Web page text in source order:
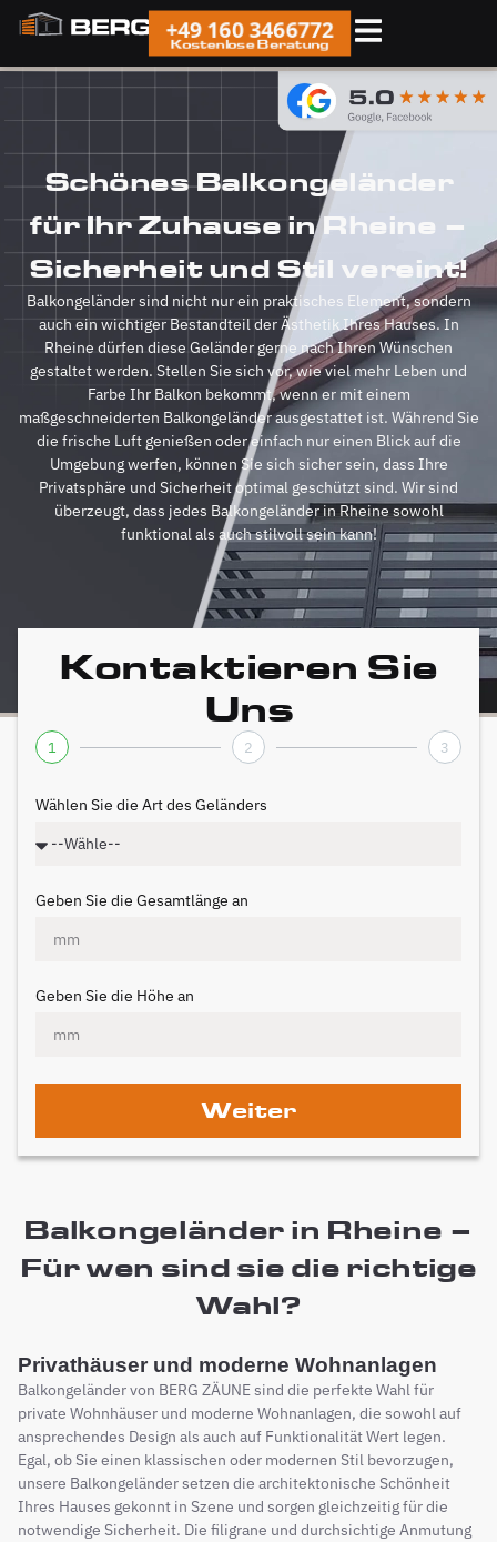
+49 160 3466772
Kostenlose Beratung
Schönes Balkongeländer
für Ihr Zuhause in Rheine –
Sicherheit und Stil vereint!
Balkongeländer sind nicht nur ein praktisches Element, sondern
auch ein wichtiger Bestandteil der Ästhetik Ihres Hauses. In
Rheine dürfen diese Geländer gerne nach Ihren Wünschen
gestaltet werden. Stellen Sie sich vor, wie viel mehr Leben und
Farbe Ihr Balkon bekommt, wenn er mit einem
maßgeschneiderten Balkongeländer ausgestattet ist. Während Sie
die frische Luft genießen oder einfach nur einen Blick auf die
Umgebung werfen, können Sie sich sicher sein, dass Ihre
Privatsphäre und Sicherheit optimal geschützt sind. Wir sind
überzeugt, dass jedes Balkongeländer in Rheine sowohl
funktional als auch stilvoll sein kann!
Kontaktieren Sie
Uns
1 2 3
Wählen Sie die Art des Geländers
Geben Sie die Gesamtlänge an
Geben Sie die Höhe an
Weiter
Balkongeländer in Rheine –
Für wen sind sie die richtige
Wahl?
Privathäuser und moderne Wohnanlagen
Balkongeländer von BERG ZÄUNE sind die perfekte Wahl für
private Wohnhäuser und moderne Wohnanlagen, die sowohl auf
ansprechendes Design als auch auf Funktionalität Wert legen.
Egal, ob Sie einen klassischen oder modernen Stil bevorzugen,
unsere Balkongeländer setzen die architektonische Schönheit
Ihres Hauses gekonnt in Szene und sorgen gleichzeitig für die
notwendige Sicherheit. Die filigrane und durchsichtige Anmutung